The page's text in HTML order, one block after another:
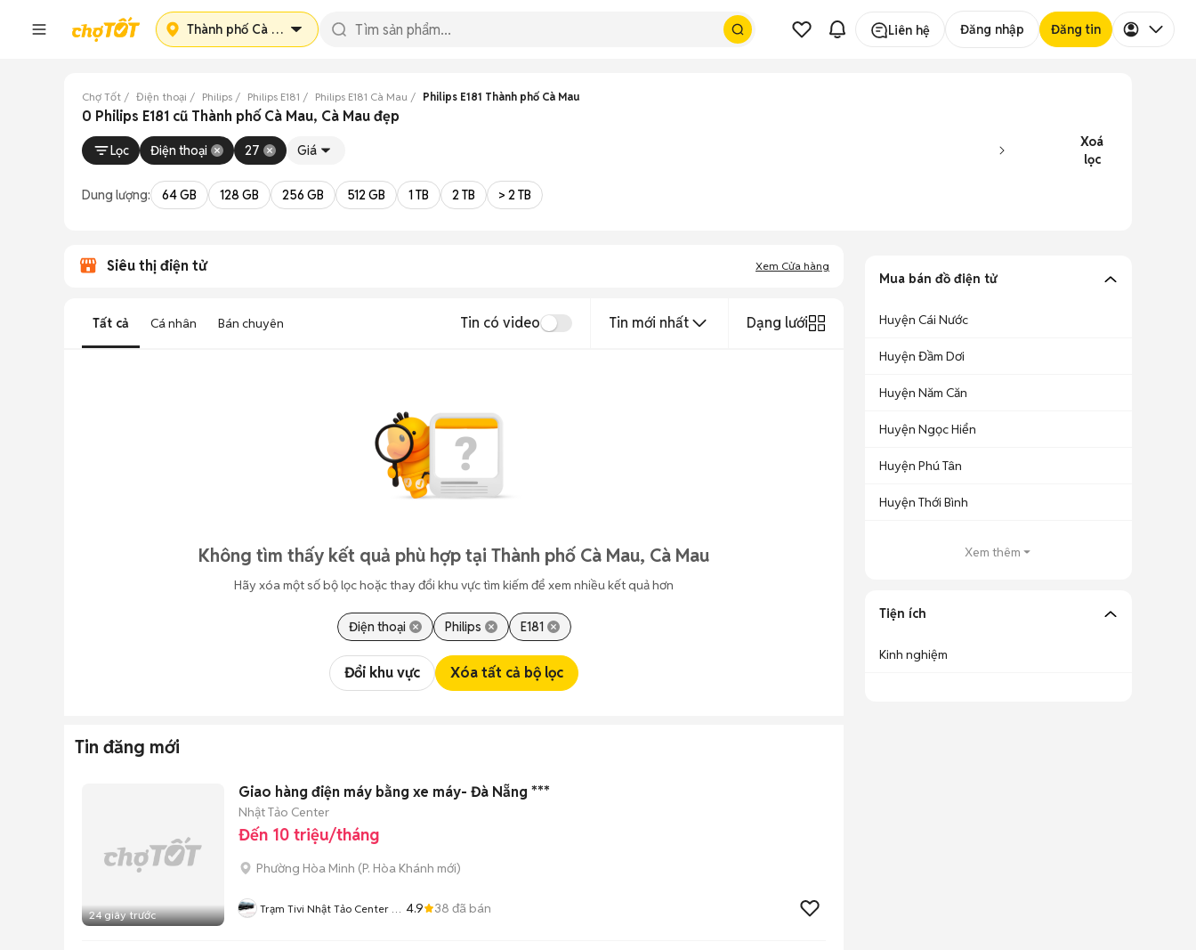
Thành phố Cà Mau Liên hệ Đăng nhập Đăng tin
Chợ Tốt Điện thoại Philips Philips E181 Philips E181 Cà Mau Philips E181 Thành phố Cà Mau
0 Philips E181 cũ Thành phố Cà Mau, Cà Mau đẹp
Lọc Điện thoại 27 Giá
Xoá
lọc
Dung lượng: 64 GB 128 GB 256 GB 512 GB 1 TB 2 TB > 2 TB
Siêu thị điện tử Xem Cửa hàng
Tất cả Cá nhân Bán chuyên Tin có video Tin mới nhất Dạng lưới
Không tìm thấy kết quả phù hợp tại Thành phố Cà Mau, Cà Mau
Hãy xóa một số bộ lọc hoặc thay đổi khu vực tìm kiếm để xem nhiều kết quả hơn
Điện thoại Philips E181
Đổi khu vực Xóa tất cả bộ lọc
Tin đăng mới
24 giây trước
Giao hàng điện máy bằng xe máy- Đà Nẵng ***
Nhật Tảo Center
Đến 10 triệu/tháng
Phường Hòa Minh (P. Hòa Khánh mới)
Trạm Tivi Nhật Tảo Center Đà 4.9 38 đã bán
Mua bán đồ điện tử
Huyện Cái Nước
Huyện Đầm Dơi
Huyện Năm Căn
Huyện Ngọc Hiển
Huyện Phú Tân
Huyện Thới Bình
Xem thêm
Tiện ích
Kinh nghiệm